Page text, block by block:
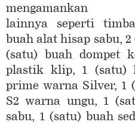
lainnya seperti
buah alat hisap sabu,
(satu) buah dompet
plastik klip, 1 (satu)
prime warna Silver, 1
S2 warna ungu, 1
sabu, 1 (satu) buah